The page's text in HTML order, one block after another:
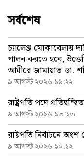
সর্বশেষ
চ্যালেঞ্জ মোকাবেলায়
পালন করতে হবে,
আমীরে জামায়াত ডা.
৯ আগস্ট ২০২৬ ১৯:২২
রাষ্ট্রপতি পদে
৯ আগস্ট ২০২৬ ১৩:১৩
রাষ্টপতি নির্বাচনে
৯ আগস্ট ২০২৬ ১০:১২